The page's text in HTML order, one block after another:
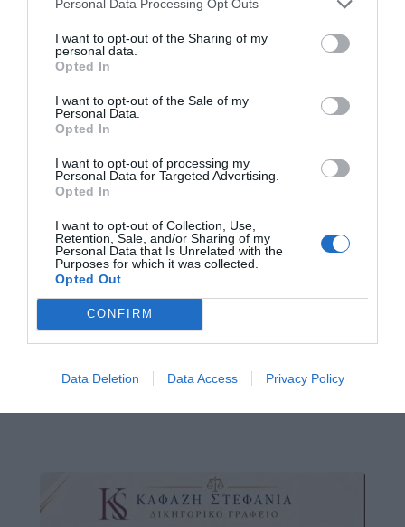
Personal Data Processing Opt Outs
I want to opt-out of the Sharing of my
personal data.
Opted In
I want to opt-out of the Sale of my
Personal Data.
Opted In
I want to opt-out of processing my
Personal Data for Targeted Advertising.
Opted In
I want to opt-out of Collection, Use,
Retention, Sale, and/or Sharing of my
Personal Data that Is Unrelated with the
Purposes for which it was collected.
Opted Out
CONFIRM
Data Deletion Data Access Privacy Policy